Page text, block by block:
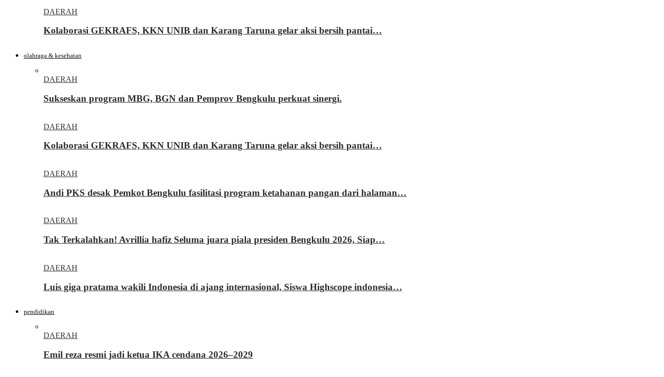
DAERAH
Kolaborasi GEKRAFS, KKN UNIB dan Karang Taruna gelar aksi bersih pantai…
olahraga & kesehatan
DAERAH
Sukseskan program MBG, BGN dan Pemprov Bengkulu perkuat sinergi.
DAERAH
Kolaborasi GEKRAFS, KKN UNIB dan Karang Taruna gelar aksi bersih pantai…
DAERAH
Andi PKS desak Pemkot Bengkulu fasilitasi program ketahanan pangan dari halaman…
DAERAH
Tak Terkalahkan! Avrillia hafiz Seluma juara piala presiden Bengkulu 2026, Siap…
DAERAH
Luis giga pratama wakili Indonesia di ajang internasional, Siswa Highscope indonesia…
pendidikan
DAERAH
Emil reza resmi jadi ketua IKA cendana 2026–2029